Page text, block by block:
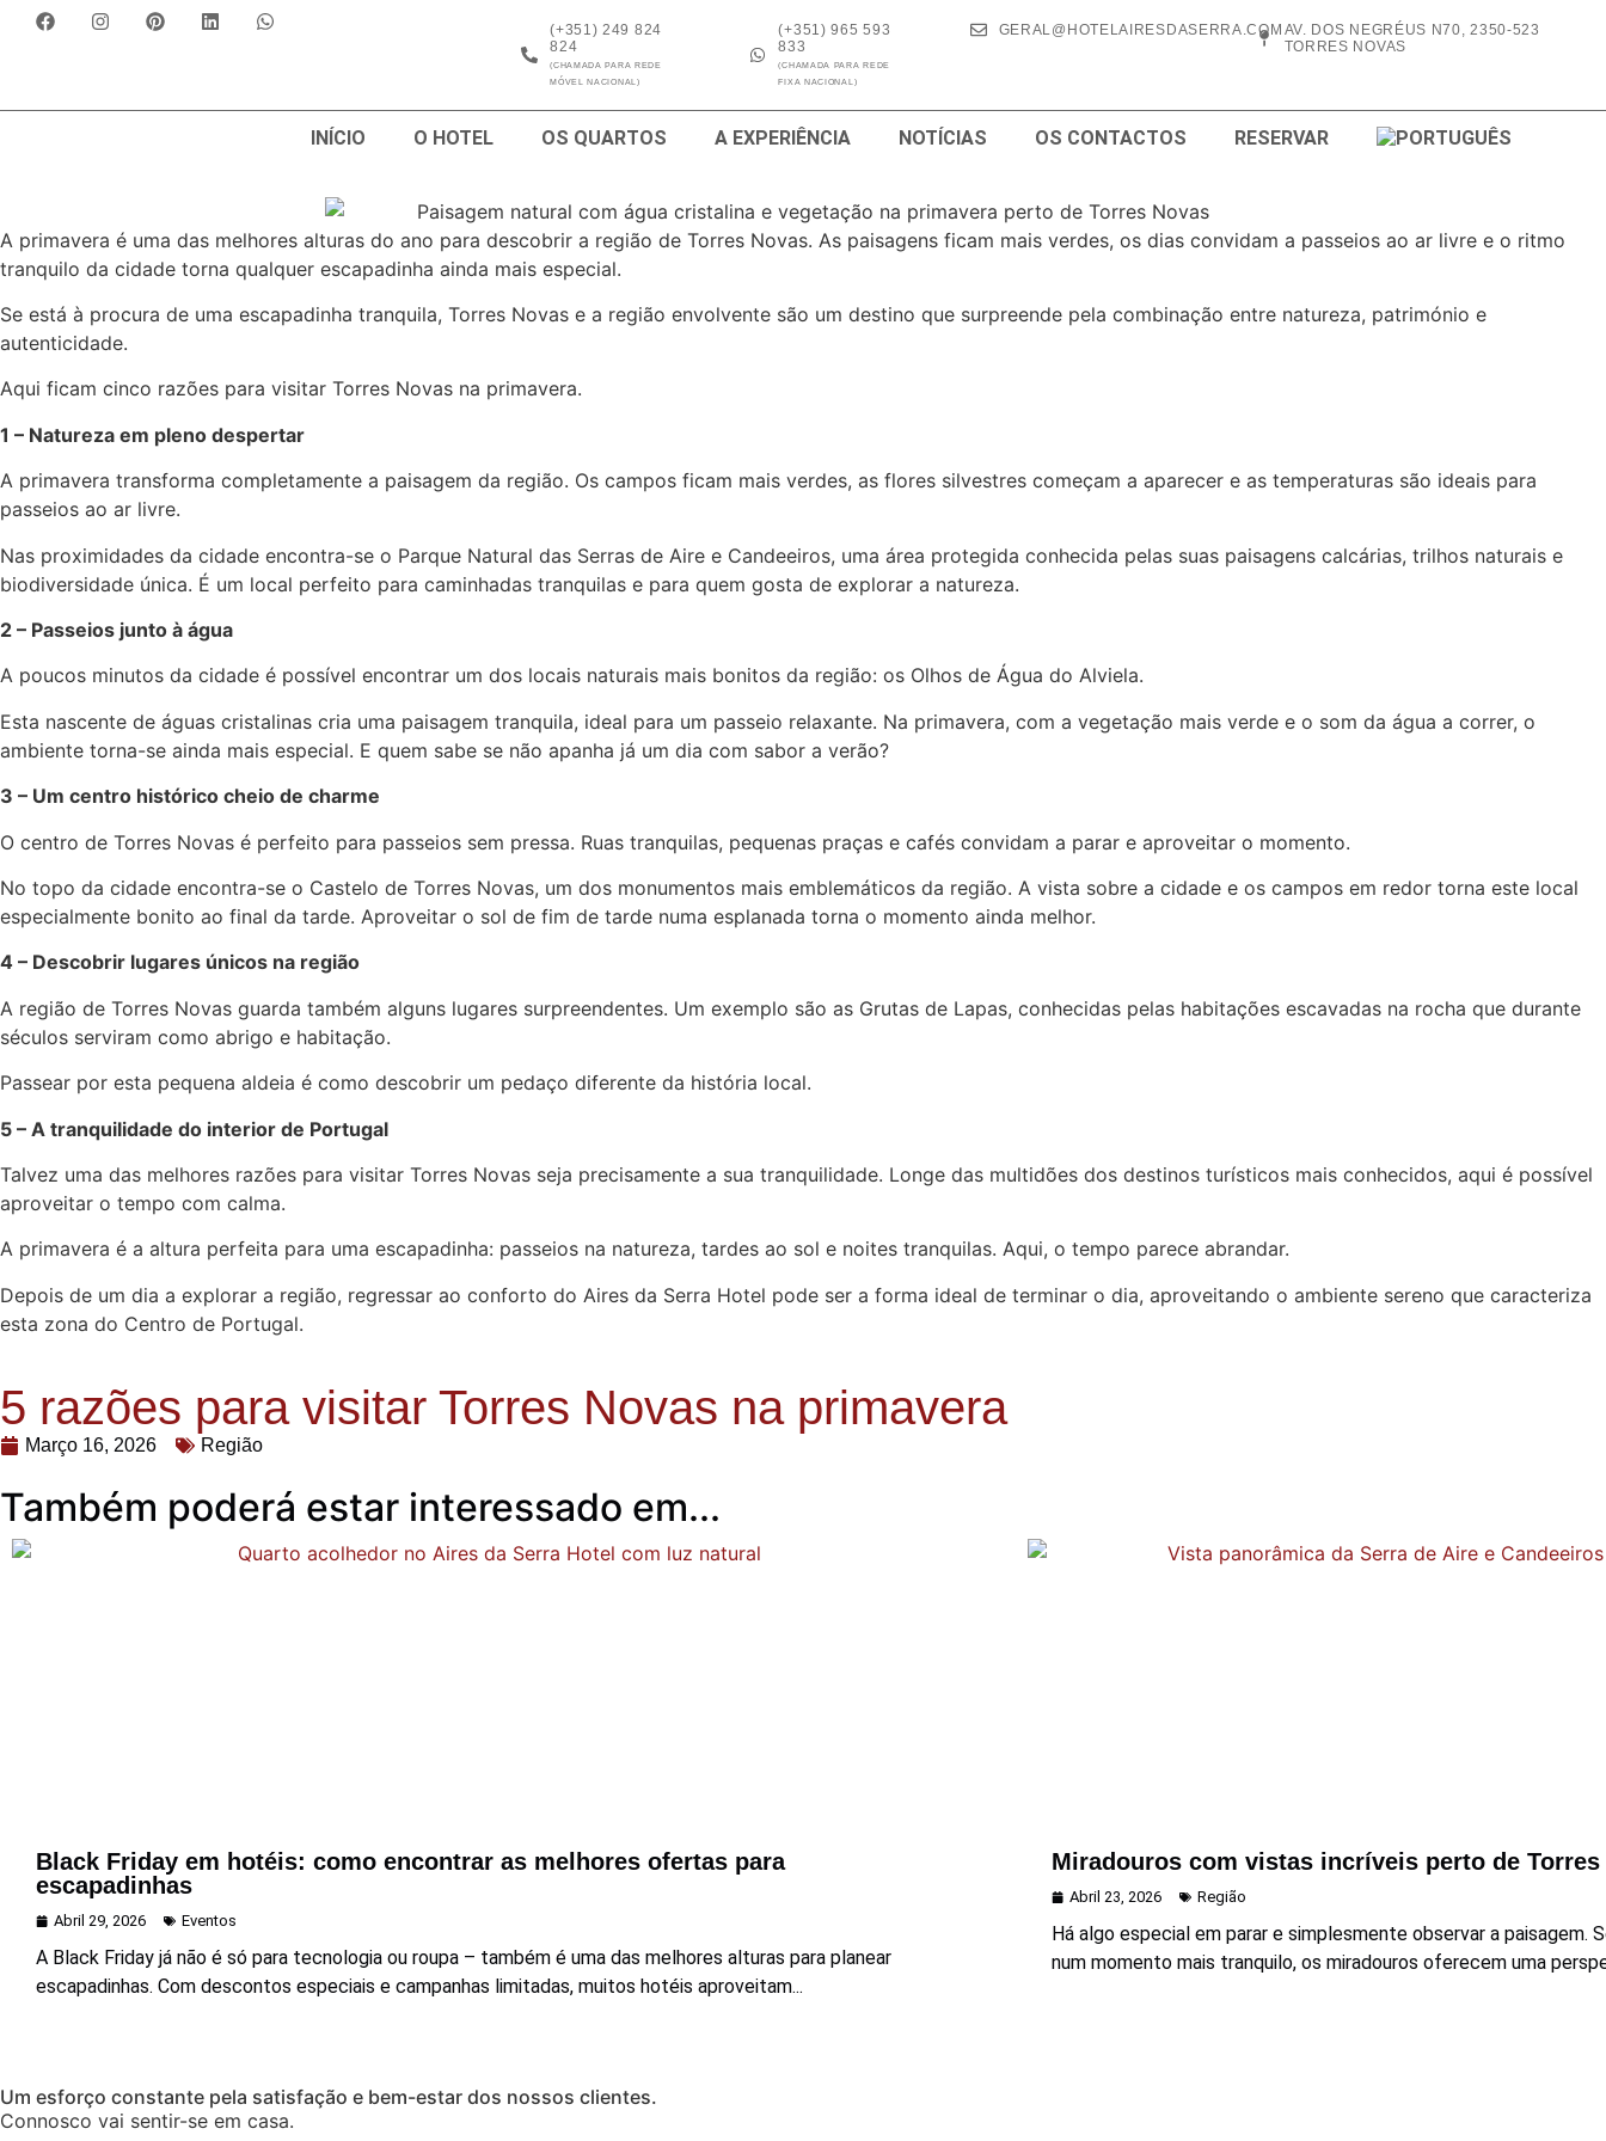
(+351) 249 824
824
(CHAMADA PARA REDE
MÓVEL NACIONAL)
(+351) 965 593
833
(CHAMADA PARA REDE
FIXA NACIONAL)
GERAL@HOTELAIRESDASERRA.COM AV. DOS NEGRÉUS N70, 2350-523
TORRES NOVAS
INÍCIO O HOTEL OS QUARTOS A EXPERIÊNCIA NOTÍCIAS OS CONTACTOS RESERVAR
A primavera é uma das melhores alturas do ano para descobrir a região de Torres Novas. As paisagens ficam mais verdes, os dias convidam a passeios ao ar livre e o ritmo
tranquilo da cidade torna qualquer escapadinha ainda mais especial.
Se está à procura de uma escapadinha tranquila, Torres Novas e a região envolvente são um destino que surpreende pela combinação entre natureza, património e
autenticidade.
Aqui ficam cinco razões para visitar Torres Novas na primavera.
1 – Natureza em pleno despertar
A primavera transforma completamente a paisagem da região. Os campos ficam mais verdes, as flores silvestres começam a aparecer e as temperaturas são ideais para
passeios ao ar livre.
Nas proximidades da cidade encontra-se o Parque Natural das Serras de Aire e Candeeiros, uma área protegida conhecida pelas suas paisagens calcárias, trilhos naturais e
biodiversidade única. É um local perfeito para caminhadas tranquilas e para quem gosta de explorar a natureza.
2 – Passeios junto à água
A poucos minutos da cidade é possível encontrar um dos locais naturais mais bonitos da região: os Olhos de Água do Alviela.
Esta nascente de águas cristalinas cria uma paisagem tranquila, ideal para um passeio relaxante. Na primavera, com a vegetação mais verde e o som da água a correr, o
ambiente torna-se ainda mais especial. E quem sabe se não apanha já um dia com sabor a verão?
3 – Um centro histórico cheio de charme
O centro de Torres Novas é perfeito para passeios sem pressa. Ruas tranquilas, pequenas praças e cafés convidam a parar e aproveitar o momento.
No topo da cidade encontra-se o Castelo de Torres Novas, um dos monumentos mais emblemáticos da região. A vista sobre a cidade e os campos em redor torna este local
especialmente bonito ao final da tarde. Aproveitar o sol de fim de tarde numa esplanada torna o momento ainda melhor.
4 – Descobrir lugares únicos na região
A região de Torres Novas guarda também alguns lugares surpreendentes. Um exemplo são as Grutas de Lapas, conhecidas pelas habitações escavadas na rocha que durante
séculos serviram como abrigo e habitação.
Passear por esta pequena aldeia é como descobrir um pedaço diferente da história local.
5 – A tranquilidade do interior de Portugal
Talvez uma das melhores razões para visitar Torres Novas seja precisamente a sua tranquilidade. Longe das multidões dos destinos turísticos mais conhecidos, aqui é possível
aproveitar o tempo com calma.
A primavera é a altura perfeita para uma escapadinha: passeios na natureza, tardes ao sol e noites tranquilas. Aqui, o tempo parece abrandar.
Depois de um dia a explorar a região, regressar ao conforto do Aires da Serra Hotel pode ser a forma ideal de terminar o dia, aproveitando o ambiente sereno que caracteriza
esta zona do Centro de Portugal.
5 razões para visitar Torres Novas na primavera
Março 16, 2026 Região
Também poderá estar interessado em...
Black Friday em hotéis: como encontrar as melhores ofertas para
escapadinhas
Abril 29, 2026 Eventos
A Black Friday já não é só para tecnologia ou roupa – também é uma das melhores alturas para planear
escapadinhas. Com descontos especiais e campanhas limitadas, muitos hotéis aproveitam...
Miradouros com vistas incríveis perto de Torres
Abril 23, 2026 Região
Há algo especial em parar e simplesmente observar a paisagem.
num momento mais tranquilo, os miradouros oferecem uma
Um esforço constante pela satisfação e bem-estar dos nossos clientes.
Connosco vai sentir-se em casa.